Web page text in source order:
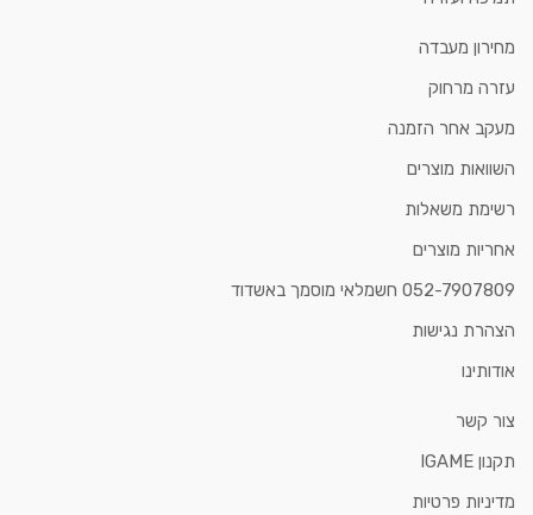
מחירון מעבדה
עזרה מרחוק
מעקב אחר הזמנה
השוואות מוצרים
רשימת משאלות
אחריות מוצרים
052-7907809 חשמלאי מוסמך באשדוד
הצהרת נגישות
אודותינו
צור קשר
תקנון IGAME
מדיניות פרטיות